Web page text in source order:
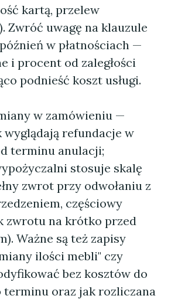
kartą, przelew
Zwróć uwagę na klauzule
w płatnościach —
i procent od zaległości
podnieść koszt usługi.
w zamówieniu —
wyglądają refundacje w
terminu anulacji;
stosuje skalę
zwrot przy odwołaniu z
częściowy
zwrotu na krótko przed
Ważne są też zapisy
ilości mebli" czy
bez kosztów do
terminu oraz jak rozliczana